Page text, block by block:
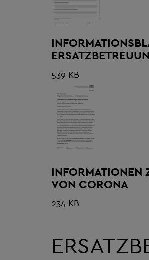
539 KB
INFORMATIONEN
VON CORONA
234 KB